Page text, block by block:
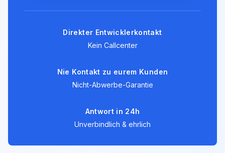
Direkter Entwicklerkontakt
Kein Callcenter
Nie Kontakt zu eurem Kunden
Nicht-Abwerbe-Garantie
Antwort in 24h
Unverbindlich & ehrlich